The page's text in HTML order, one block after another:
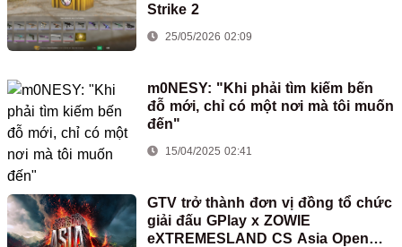
Strike 2
25/05/2026 02:09
m0NESY: "Khi phải tìm kiếm bến
đỗ mới, chỉ có một nơi mà tôi muốn
đến"
15/04/2025 02:41
GTV trở thành đơn vị đồng tổ chức
giải đấu GPlay x ZOWIE
eXTREMESLAND CS Asia Open